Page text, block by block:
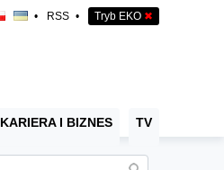
• RSS • Tryb EKO ✖
KARIERA I BIZNES TV